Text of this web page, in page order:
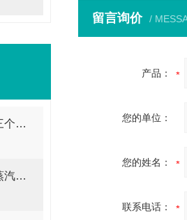
浅析影响超声波液位计测量的三个因素
横河蒸汽流量计是一种优秀的蒸汽流量测量设备
留言询价 /
产品：
您的单位：
您的姓名：
联系电话：